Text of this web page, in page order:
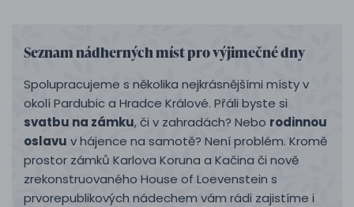
Seznam nádherných míst pro výjimečné dny
Spolupracujeme s několika nejkrásnějšími místy v
okolí Pardubic a Hradce Králové. Přáli byste si
svatbu na zámku, či v zahradách? Nebo rodinnou
oslavu v hájence na samotě? Není problém. Kromě
prostor zámků Karlova Koruna a Kačina či nově
zrekonstruovaného House of Loevenstein s
prvorepublikových nádechem vám rádi zajistíme i